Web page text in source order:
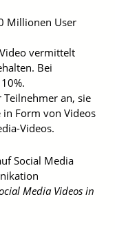
Millionen User
vermittelt
Bei
Teilnehmer an, sie
Form von Videos
Videos.
Media Videos in